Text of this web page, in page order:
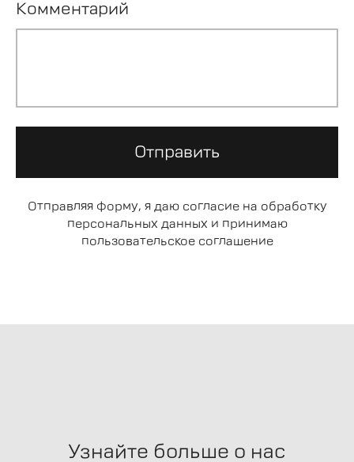
Комментарий
Отправить
Отправляя форму, я даю согласие на обработку
персональных данных и принимаю
пользовательское соглашение
Узнайте больше о нас